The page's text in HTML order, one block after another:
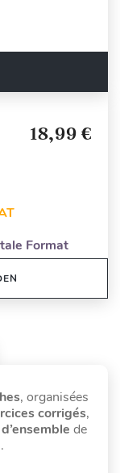
18,99 €
Format
, organisées
corrigés,
de